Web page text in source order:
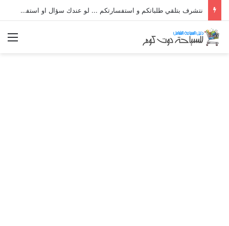
نتشرف بتلقي طلباتكم و استفسارتكم ... لو عندك سؤال او استفسار ماتدرددش فى طلب المساعدة